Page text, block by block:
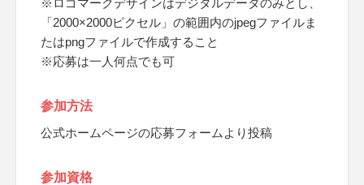
※ロゴマークデザインはデジタルデータのみとし、
「2000×2000ピクセル」の範囲内のjpegファイルま
たはpngファイルで作成すること
※応募は一人何点でも可
参加方法
公式ホームページの応募フォームより投稿
参加資格